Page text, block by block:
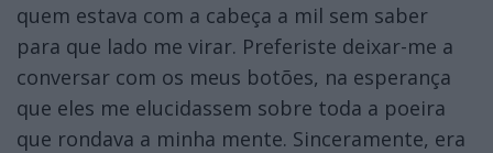
quem estava com a cabeça a mil sem saber
para que lado me virar. Preferiste deixar-me a
conversar com os meus botões, na esperança
que eles me elucidassem sobre toda a poeira
que rondava a minha mente. Sinceramente, era